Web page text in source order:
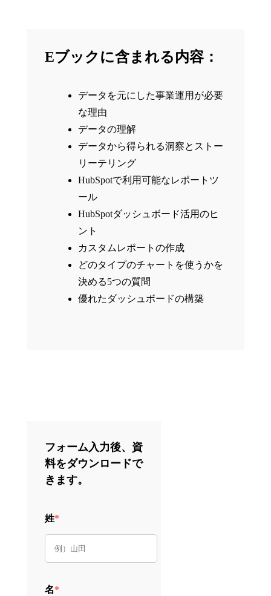
フォーム入力後、資
料をダウンロードで
きます。
姓*
名*
Eブックに含まれる内容：
データを元にした事業運用が必要
な理由
データの理解
データから得られる洞察とストー
リーテリング
HubSpotで利用可能なレポートツ
ール
HubSpotダッシュボード活用のヒ
ント
カスタムレポートの作成
どのタイプのチャートを使うかを
決める5つの質問
優れたダッシュボードの構築